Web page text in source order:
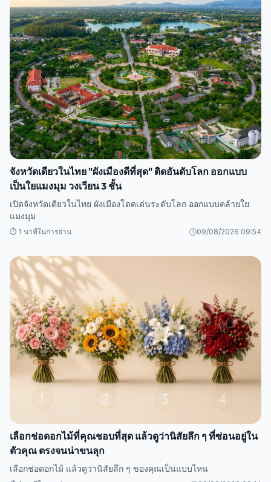
จังหวัดเดียวในไทย "ผังเมืองดีที่สุด" ติดอันดับโลก ออกแบบ
เป็นใยแมงมุม วงเวียน 3 ชั้น
เปิดจังหวัดเดียวในไทย ผังเมืองโดดเด่นระดับโลก ออกแบบคล้ายใย
แมงมุม
⏱️ 1 นาทีในการอ่าน 09/08/2026 09:54
เลือกช่อดอกไม้ที่คุณชอบที่สุด แล้วดูว่านิสัยลึก ๆ ที่ซ่อนอยู่ใน
ตัวคุณ ตรงจนน่าขนลุก
เลือกช่อดอกไม้ แล้วดูว่านิสัยลึก ๆ ของคุณเป็นแบบไหน